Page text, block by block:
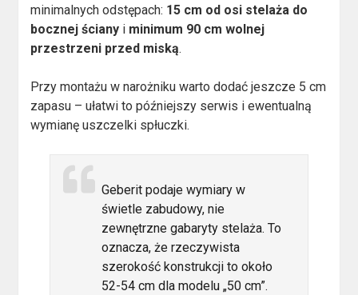
minimalnych odstępach: 15 cm od osi stelaża do
bocznej ściany i minimum 90 cm wolnej
przestrzeni przed miską.
Przy montażu w narożniku warto dodać jeszcze 5 cm
zapasu – ułatwi to późniejszy serwis i ewentualną
wymianę uszczelki spłuczki.
Geberit podaje wymiary w
świetle zabudowy, nie
zewnętrzne gabaryty stelaża. To
oznacza, że rzeczywista
szerokość konstrukcji to około
52-54 cm dla modelu „50 cm”.